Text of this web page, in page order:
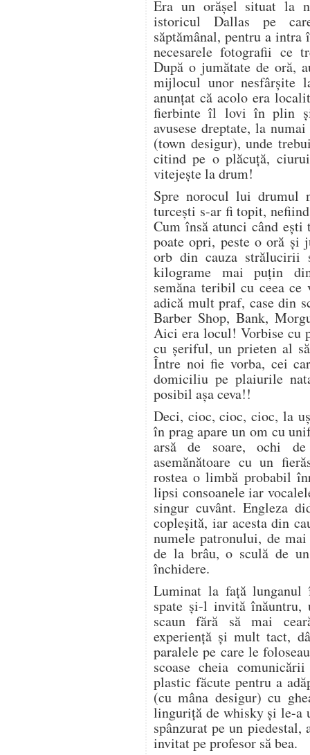
Era un orăşel situat la
istoricul Dallas pe
săptămânal, pentru a
necesarele fotografii ce
După o jumătate de oră,
mijlocul unor nesfârşite
anunţat că acolo era
fierbinte îl lovi în plin şi
avusese dreptate, la
(town desigur), unde
citind pe o plăcuţă,
vitejeşte la drum!
Spre norocul lui drumul
turceşti s-ar fi topit,
Cum însă atunci când
poate opri, peste o oră şi
orb din cauza strălucirii
kilograme mai puţin
semăna teribil cu ceea ce
adică mult praf, case din
Barber Shop, Bank,
Aici era locul! Vorbise cu
cu şeriful, un prieten al
Între noi fie vorba, cei
domiciliu pe plaiurile
posibil aşa ceva!!
Deci, cioc, cioc, cioc, la
în prag apare un om cu
arsă de soare, ochi
asemănătoare cu un
rostea o limbă probabil
lipsi consoanele iar
singur cuvânt. Engleza
copleşită, iar acesta din
numele patronului, de
de la brâu, o sculă de
închidere.
Luminat la faţă lunganul
spate şi-l invită înăuntru,
scaun fără să mai
experienţă şi mult tact,
paralele pe care le
scoase cheia
plastic făcute pentru a
(cu mâna desigur) cu
linguriţă de whisky şi le-a
spânzurat pe un
invitat pe profesor să bea.